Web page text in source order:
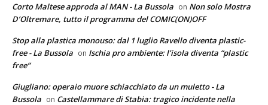
Corto Maltese approda al MAN - La Bussola on Non solo Mostra
D’Oltremare, tutto il programma del COMIC(ON)OFF
Stop alla plastica monouso: dal 1 luglio Ravello diventa plastic-
free - La Bussola on Ischia pro ambiente: l’isola diventa “plastic
free”
Giugliano: operaio muore schiacchiato da un muletto - La
Bussola on Castellammare di Stabia: tragico incidente nella